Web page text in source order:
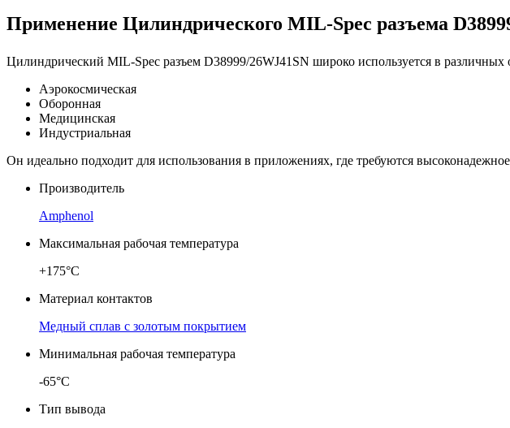
Применение Цилиндрического MIL-Spec разъема
Цилиндрический MIL-Spec разъем D38999/26WJ41SN широко используется в
Аэрокосмическая
Оборонная
Медицинская
Индустриальная
Он идеально подходит для использования в приложениях, где требуются
Производитель
Amphenol
Максимальная рабочая температура
+175°C
Материал контактов
Медный сплав с золотым покрытием
Минимальная рабочая температура
-65°C
Тип вывода